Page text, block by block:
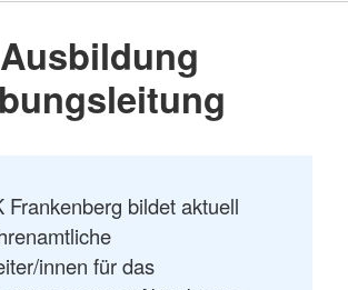
Ausbildung
Frankenberg bildet aktuell
innen für das